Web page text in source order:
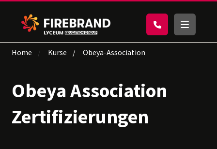
Home Kurse Obeya-Association
Obeya Association
Zertifizierungen